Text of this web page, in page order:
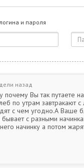
и пароля
назад
почему Вы так путаете
по утрам завтракают
с чем угодно.А Ваше
бывает с разными
начинку а потом